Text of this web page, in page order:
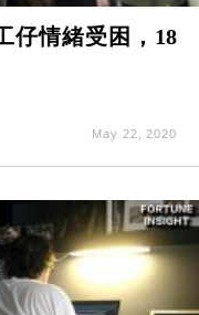
仔情緒受困，18
May 22, 2020